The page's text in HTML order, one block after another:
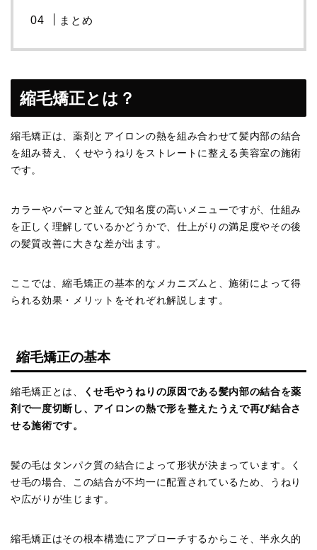
まとめ
縮毛矯正とは？
縮毛矯正は、薬剤とアイロンの熱を組み合わせて髪内部の結合
を組み替え、くせやうねりをストレートに整える美容室の施術
です。
カラーやパーマと並んで知名度の高いメニューですが、仕組み
を正しく理解しているかどうかで、仕上がりの満足度やその後
の髪質改善に大きな差が出ます。
ここでは、縮毛矯正の基本的なメカニズムと、施術によって得
られる効果・メリットをそれぞれ解説します。
縮毛矯正の基本
縮毛矯正とは、
くせ毛やうねりの原因である髪内部の結合を薬
剤で一度切断し、アイロンの熱で形を整えたうえで再び結合さ
せる施術です。
髪の毛はタンパク質の結合によって形状が決まっています。く
せ毛の場合、この結合が不均一に配置されているため、うねり
や広がりが生じます。
縮毛矯正はその根本構造にアプローチするからこそ、半永久的